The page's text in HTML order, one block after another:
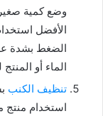
وضع كمية
الأفضل
الضغط بشدة
الماء أو
تنظيف الكنب
استخدام منتج